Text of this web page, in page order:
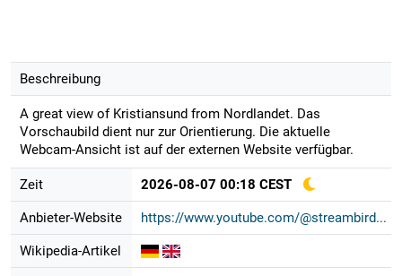
Beschreibung
A great view of Kristiansund from Nordlandet. Das
Vorschaubild dient nur zur Orientierung. Die aktuelle
Webcam-Ansicht ist auf der externen Website verfügbar.
Zeit 2026-08-07 00:18 CEST
Anbieter-Website https://www.youtube.com/@streambird...
Wikipedia-Artikel